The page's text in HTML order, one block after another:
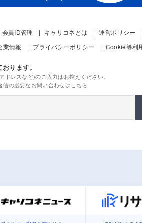
会員ID管理 キャリコネとは 運営ポリシー
業情報 プライバシーポリシー Cookie等利
ります。
レスなど)のご入力はお控えください。
信の必要なお問い合わせはこちら